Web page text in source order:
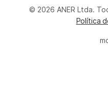
© 2026 ANER Ltda.
Política